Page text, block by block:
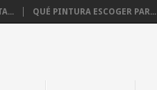
QUÉ PINTURA ESCOGER PAR...